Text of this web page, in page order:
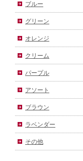
ブルー
グリーン
オレンジ
クリーム
パープル
アソート
ブラウン
ラベンダー
その他